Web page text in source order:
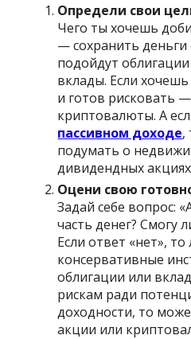
Определи свои
Чего ты хочешь
— сохранить
подойдут
вклады. Если
и готов рисковать
криптовалюты. А
пассивном доходе,
подумать о
дивидендных
Оцени свою
Задай себе вопрос:
часть денег? Смогу
Если ответ «нет»,
консервативные
облигации или
рискам ради
доходности, то
акции или